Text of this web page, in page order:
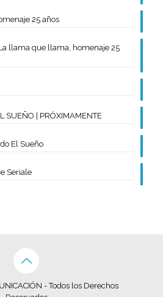
25 años
llama que llama, homenaje 25
SUEÑO | PRÓXIMAMENTE
El Sueño
Seriale
- Todos los Derechos